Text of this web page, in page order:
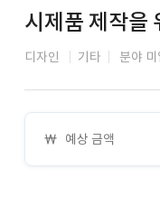
시제품 제작을
디자인 기타 분야 미
예상 금액